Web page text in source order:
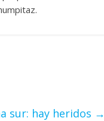
sur: hay heridos →